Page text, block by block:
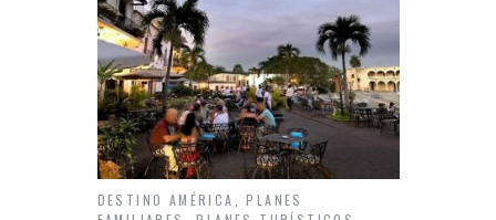
DESTINO AMÉRICA ,PLANES